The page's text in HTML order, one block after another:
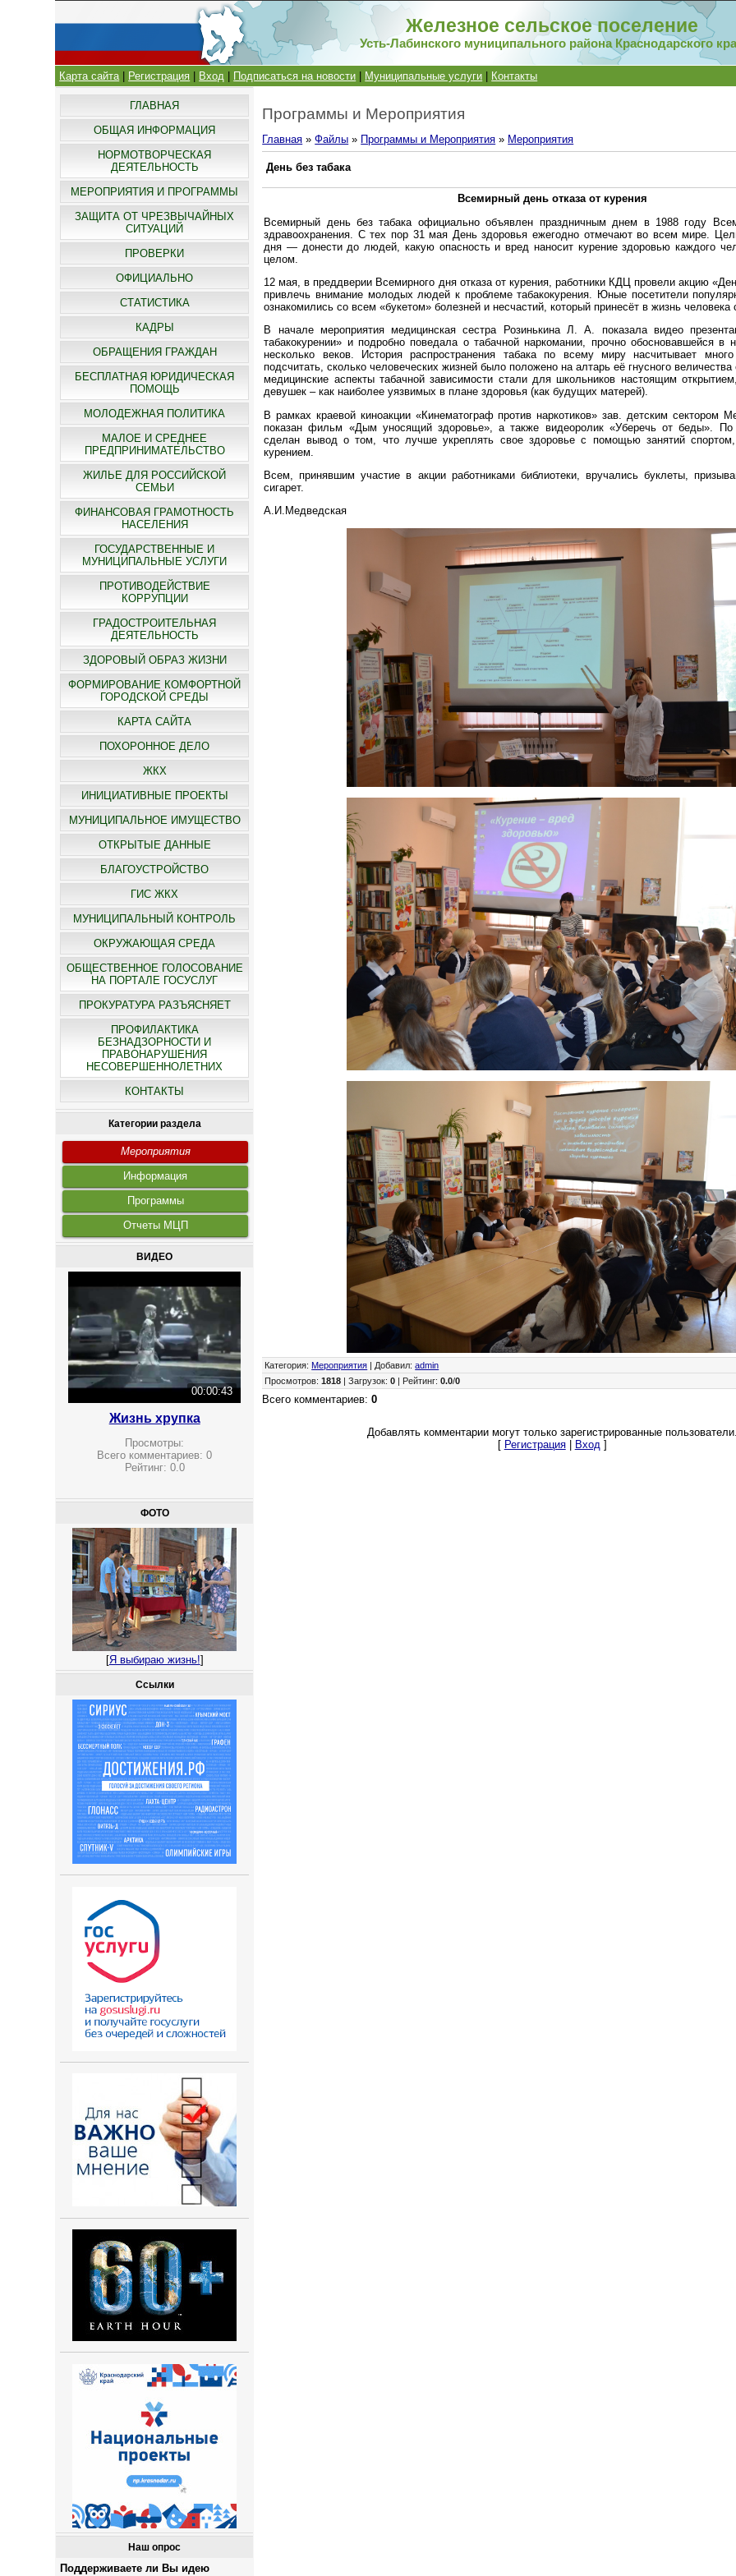
Железное сельское поселение
Усть-Лабинского муниципального района Краснодарского
Карта сайта| Регистрация Вход Подписаться на новости Муниципальные услуги Контакты
ГЛАВНАЯ
ОБЩАЯ ИНФОРМАЦИЯ
НОРМОТВОРЧЕСКАЯ
ДЕЯТЕЛЬНОСТЬ
МЕРОПРИЯТИЯ И ПРОГРАММЫ
ЗАЩИТА ОТ ЧРЕЗВЫЧАЙНЫХ
СИТУАЦИЙ
ПРОВЕРКИ
ОФИЦИАЛЬНО
СТАТИСТИКА
КАДРЫ
ОБРАЩЕНИЯ ГРАЖДАН
БЕСПЛАТНАЯ ЮРИДИЧЕСКАЯ
ПОМОЩЬ
МОЛОДЕЖНАЯ ПОЛИТИКА
МАЛОЕ И СРЕДНЕЕ
ПРЕДПРИНИМАТЕЛЬСТВО
ЖИЛЬЕ ДЛЯ РОССИЙСКОЙ
СЕМЬИ
ФИНАНСОВАЯ ГРАМОТНОСТЬ
НАСЕЛЕНИЯ
ГОСУДАРСТВЕННЫЕ И
МУНИЦИПАЛЬНЫЕ УСЛУГИ
ПРОТИВОДЕЙСТВИЕ
КОРРУПЦИИ
ГРАДОСТРОИТЕЛЬНАЯ
ДЕЯТЕЛЬНОСТЬ
ЗДОРОВЫЙ ОБРАЗ ЖИЗНИ
ФОРМИРОВАНИЕ КОМФОРТНОЙ
ГОРОДСКОЙ СРЕДЫ
КАРТА САЙТА
ПОХОРОННОЕ ДЕЛО
ЖКХ
ИНИЦИАТИВНЫЕ ПРОЕКТЫ
МУНИЦИПАЛЬНОЕ ИМУЩЕСТВО
ОТКРЫТЫЕ ДАННЫЕ
БЛАГОУСТРОЙСТВО
ГИС ЖКХ
МУНИЦИПАЛЬНЫЙ КОНТРОЛЬ
ОКРУЖАЮЩАЯ СРЕДА
ОБЩЕСТВЕННОЕ ГОЛОСОВАНИЕ
НА ПОРТАЛЕ ГОСУСЛУГ
ПРОКУРАТУРА РАЗЪЯСНЯЕТ
ПРОФИЛАКТИКА
БЕЗНАДЗОРНОСТИ И
ПРАВОНАРУШЕНИЯ
НЕСОВЕРШЕННОЛЕТНИХ
КОНТАКТЫ
Категории раздела
Мероприятия
Информация
Программы
Отчеты МЦП
ВИДЕО
00:00:43
Жизнь хрупка
Просмотры:
Всего комментариев:0
Рейтинг: 0.0
ФОТО
[Я выбираю жизнь!]
Ссылки
Наш опрос
Поддерживаете ли Вы идею
Программы и Мероприятия
Главная »Файлы » Программы и Мероприятия » Мероприятия
День без табака
Всемирный день отказа от курения
Всемирный день без табака официально объявлен праздничным днем в 1988 году
здравоохранения. С тех пор 31 мая День здоровья ежегодно отмечают во всем мире.
дня — донести до людей, какую опасность и вред наносит курение здоровью каждого
целом.
12 мая, в преддверии Всемирного дня отказа от курения, работники КДЦ провели акцию
привлечь внимание молодых людей к проблеме табакокурения. Юные посетители
ознакомились со всем «букетом» болезней и несчастий, который принесёт в жизнь человека
В начале мероприятия медицинская сестра Розинькина Л. А. показала видео
табакокурении» и подробно поведала о табачной наркомании, прочно обосновавшейся
несколько веков. История распространения табака по всему миру насчитывает
подсчитать, сколько человеческих жизней было положено на алтарь её гнусного
медицинские аспекты табачной зависимости стали для школьников настоящим
девушек – как наиболее уязвимых в плане здоровья (как будущих матерей).
В рамках краевой киноакции «Кинематограф против наркотиков» зав. детским сектором
показан фильм «Дым уносящий здоровье», а также видеоролик «Уберечь от беды».
сделан вывод о том, что лучше укреплять свое здоровье с помощью занятий
курением.
Всем, принявшим участие в акции работниками библиотеки, вручались буклеты,
сигарет.
А.И.Медведская
Категория: Мероприятия Добавил:admin
Просмотров:1818 |Загрузок:0 Рейтинг:0.0/0
Всего комментариев:0
Добавлять комментарии могут только зарегистрированные
[ Регистрация| Вход]